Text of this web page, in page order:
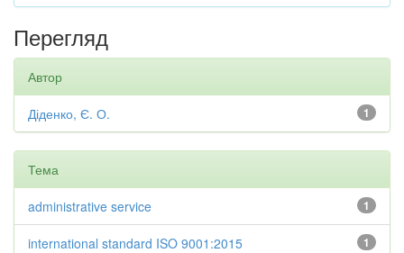
Перегляд
Автор
1
Діденко, Є. О.
Тема
1
administrative service
1
international standard ISO 9001:2015